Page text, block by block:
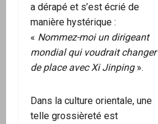
a dérapé et s’est écrié de
manière hystérique :
« Nommez-moi un dirigeant
mondial qui voudrait changer
de place avec Xi Jinping».
Dans la culture orientale, une
telle grossièreté est